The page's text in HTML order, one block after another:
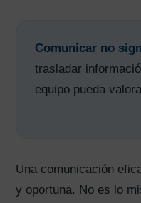
Comunicar no
trasladar
equipo pueda
Una comunicación
y oportuna. No es lo